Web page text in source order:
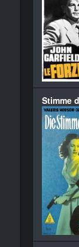
Stimme